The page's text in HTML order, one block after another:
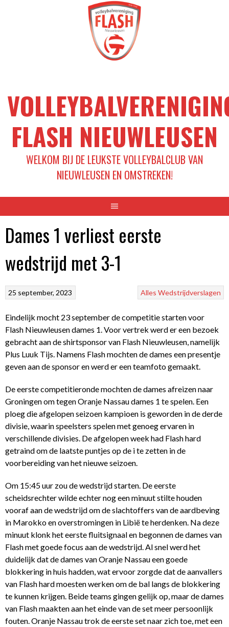
FLASH NIEUWLEUSEN
WELKOM BIJ DE LEUKSTE VOLLEYBALCLUB VAN
NIEUWLEUSEN EN OMSTREKEN!
Dames 1 verliest eerste
wedstrijd met 3-1
Alles Wedstrijdverslagen
25 september, 2023
Eindelijk mocht 23 september de competitie starten voor
Flash Nieuwleusen dames 1. Voor vertrek werd er een bezoek
gebracht aan de shirtsponsor van Flash Nieuwleusen, namelijk
Plus Luuk Tijs. Namens Flash mochten de dames een presentje
geven aan de sponsor en werd er een teamfoto gemaakt.
De eerste competitieronde mochten de dames afreizen naar
Groningen om tegen Oranje Nassau dames 1 te spelen. Een
ploeg die afgelopen seizoen kampioen is geworden in de derde
divisie, waarin speelsters spelen met genoeg ervaren in
verschillende divisies. De afgelopen week had Flash hard
getraind om de laatste puntjes op de i te zetten in de
voorbereiding van het nieuwe seizoen.
Om 15:45 uur zou de wedstrijd starten. De eerste
scheidsrechter wilde echter nog een minuut stilte houden
vooraf aan de wedstrijd om de slachtoffers van de aardbeving
in Marokko en overstromingen in Libië te herdenken. Na deze
minuut klonk het eerste fluitsignaal en begonnen de dames van
Flash met goede focus aan de wedstrijd. Al snel werd het
duidelijk dat de dames van Oranje Nassau een goede
blokkering in huis hadden, wat ervoor zorgde dat de aanvallers
van Flash hard moesten werken om de bal langs de blokkering
te kunnen krijgen. Beide teams gingen gelijk op, maar de dames
van Flash maakten aan het einde van de set meer persoonlijk
fouten. Oranje Nassau trok de eerste set naar zich toe, met een